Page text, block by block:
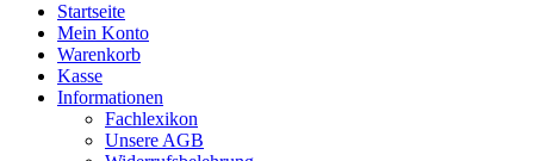
Startseite
Mein Konto
Warenkorb
Kasse
Informationen
Fachlexikon
Unsere AGB